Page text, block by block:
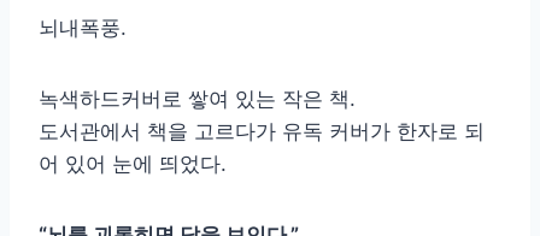
뇌내폭풍.
녹색하드커버로 쌓여 있는 작은 책.
도서관에서 책을 고르다가 유독 커버가 한자로 되
어 있어 눈에 띄었다.